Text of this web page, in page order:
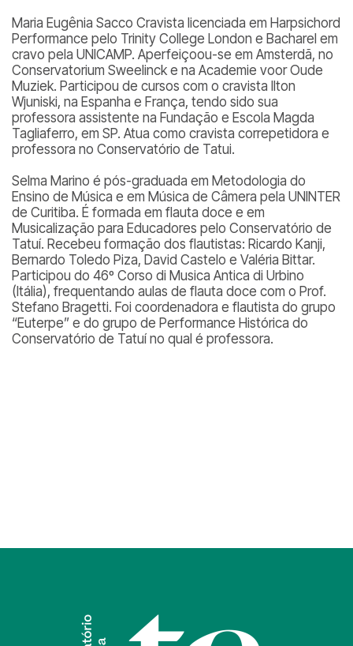
Maria Eugênia Sacco Cravista licenciada em Harpsichord
Performance pelo Trinity College London e Bacharel em
cravo pela UNICAMP. Aperfeiçoou-se em Amsterdã, no
Conservatorium Sweelinck e na Academie voor Oude
Muziek. Participou de cursos com o cravista Ilton
Wjuniski, na Espanha e França, tendo sido sua
professora assistente na Fundação e Escola Magda
Tagliaferro, em SP. Atua como cravista correpetidora e
professora no Conservatório de Tatui.
Selma Marino é pós-graduada em Metodologia do
Ensino de Música e em Música de Câmera pela UNINTER
de Curitiba. É formada em flauta doce e em
Musicalização para Educadores pelo Conservatório de
Tatuí. Recebeu formação dos flautistas: Ricardo Kanji,
Bernardo Toledo Piza, David Castelo e Valéria Bittar.
Participou do 46º Corso di Musica Antica di Urbino
(Itália), frequentando aulas de flauta doce com o Prof.
Stefano Bragetti. Foi coordenadora e flautista do grupo
“Euterpe” e do grupo de Performance Histórica do
Conservatório de Tatuí no qual é professora.